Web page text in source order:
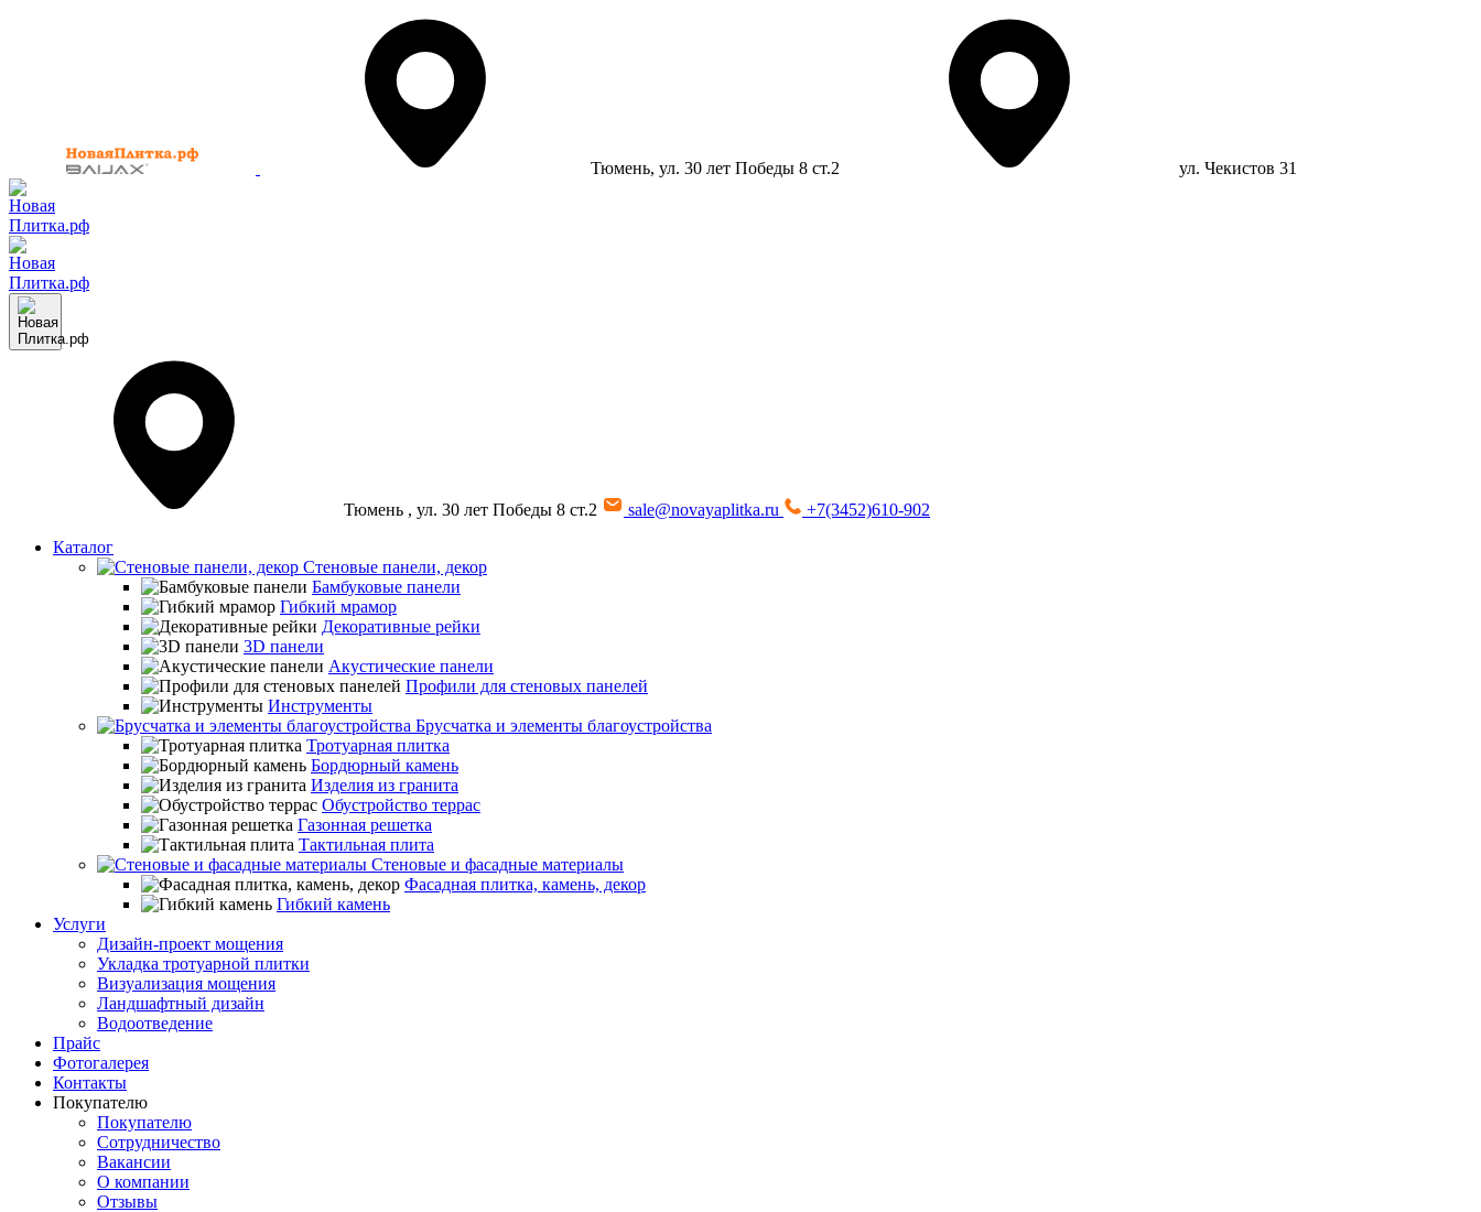
Тюмень, ул. 30 лет Победы 8 ст.2 ул. Чекистов 31
Тюмень , ул. 30 лет Победы 8 ст.2 sale@novayaplitka.ru
+7(3452)610-902
Каталог
Стеновые панели, декор
Бамбуковые панели
Гибкий мрамор
Декоративные рейки
3D панели
Акустические панели
Профили для стеновых панелей
Инструменты
Брусчатка и элементы благоустройства
Тротуарная плитка
Бордюрный камень
Изделия из гранита
Обустройство террас
Газонная решетка
Тактильная плита
Стеновые и фасадные материалы
Фасадная плитка, камень, декор
Гибкий камень
Услуги
Дизайн-проект мощения
Укладка тротуарной плитки
Визуализация мощения
Ландшафтный дизайн
Водоотведение
Прайс
Фотогалерея
Контакты
Покупателю
Покупателю
Сотрудничество
Вакансии
О компании
Отзывы